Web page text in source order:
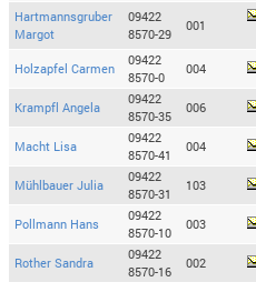
Hartmannsgruber
Margot
09422
8570-29
001
Holzapfel Carmen
09422
8570-0
004
Krampfl Angela
09422
8570-35
006
Macht Lisa
09422
8570-41
004
Mühlbauer Julia
09422
8570-31
103
Pollmann Hans
09422
8570-10
003
Rother Sandra
09422
8570-16
002